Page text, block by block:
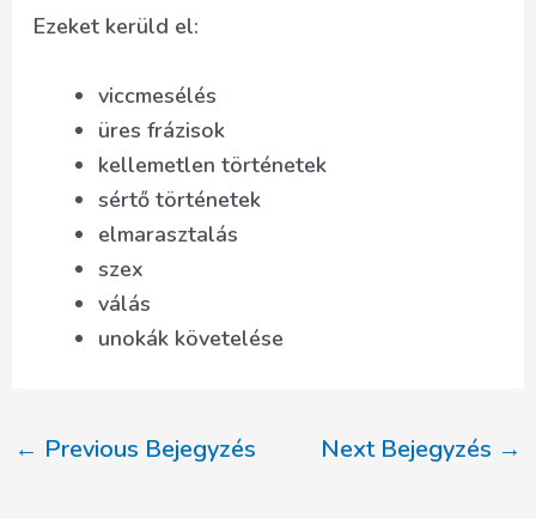
Ezeket kerüld el:
viccmesélés
üres frázisok
kellemetlen történetek
sértő történetek
elmarasztalás
szex
válás
unokák követelése
Post
← Previous Bejegyzés Next Bejegyzés →